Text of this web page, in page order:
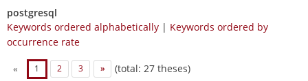
postgresql
Keywords ordered alphabetically | Keywords ordered by
occurrence rate
« 1 2 3 » (total: 27 theses)